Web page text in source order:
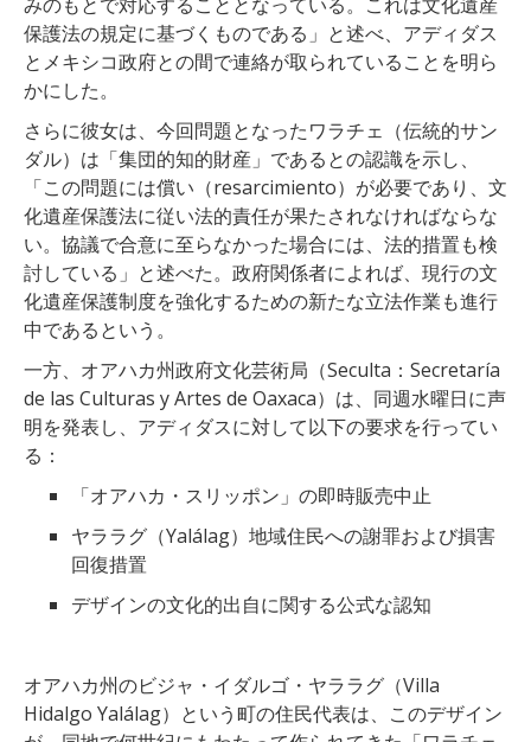
保護法の規定に基づくものである」と述べ、アディダス
とメキシコ政府との間で連絡が取られていることを明ら
かにした。
さらに彼女は、今回問題となったワラチェ（伝統的サン
ダル）は「集団的知的財産」であるとの認識を示し、
「この問題には償い（resarcimiento）が必要であり、文
化遺産保護法に従い法的責任が果たされなければならな
い。協議で合意に至らなかった場合には、法的措置も検
討している」と述べた。政府関係者によれば、現行の文
化遺産保護制度を強化するための新たな立法作業も進行
中であるという。
一方、オアハカ州政府文化芸術局（Seculta：Secretaría
de las Culturas y Artes de Oaxaca）は、同週水曜日に声
明を発表し、アディダスに対して以下の要求を行ってい
る：
「オアハカ・スリッポン」の即時販売中止
ヤララグ（Yalálag）地域住民への謝罪および損害
回復措置
デザインの文化的出自に関する公式な認知
オアハカ州のビジャ・イダルゴ・ヤララグ（Villa
Hidalgo Yalálag）という町の住民代表は、このデザイン